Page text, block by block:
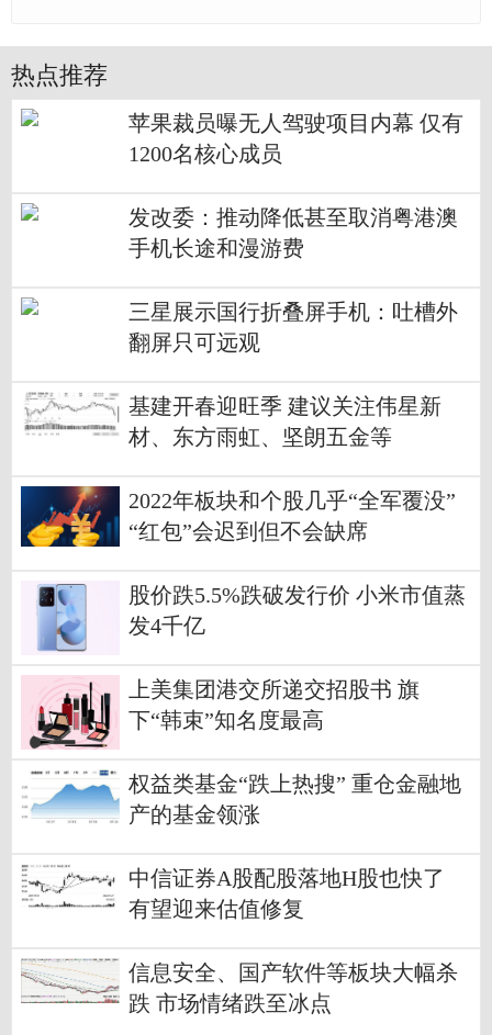
热点推荐
苹果裁员曝无人驾驶项目内幕 仅有
1200名核心成员
发改委：推动降低甚至取消粤港澳
手机长途和漫游费
三星展示国行折叠屏手机：吐槽外
翻屏只可远观
基建开春迎旺季 建议关注伟星新
材、东方雨虹、坚朗五金等
2022年板块和个股几乎“全军覆没”
“红包”会迟到但不会缺席
股价跌5.5%跌破发行价 小米市值蒸
发4千亿
上美集团港交所递交招股书 旗
下“韩束”知名度最高
权益类基金“跌上热搜” 重仓金融地
产的基金领涨
中信证券A股配股落地H股也快了
有望迎来估值修复
信息安全、国产软件等板块大幅杀
跌 市场情绪跌至冰点